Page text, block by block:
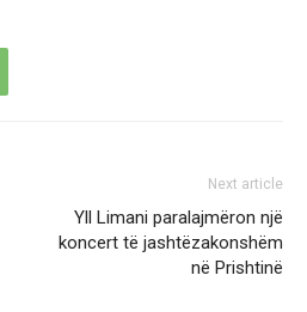
Next article
Yll Limani paralajmëron një
koncert të jashtëzakonshëm
në Prishtinë